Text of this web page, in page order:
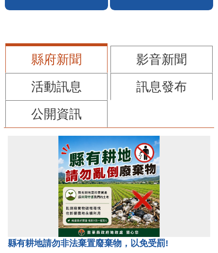
縣府新聞
影音新聞
活動訊息
訊息發布
公開資訊
縣有耕地請勿非法棄置廢棄物，以免受罰!